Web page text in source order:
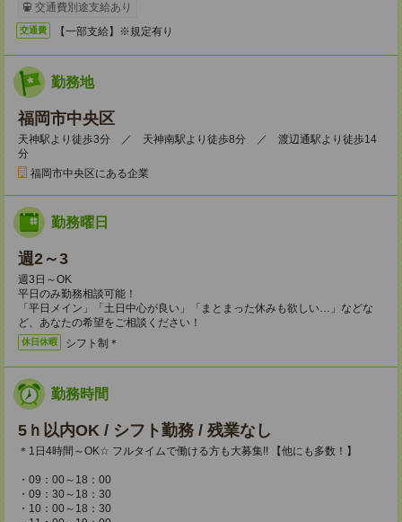
交通費別途支給あり
交通費 【一部支給】※規定有り
勤務地
福岡市中央区
天神駅より徒歩3分 ／ 天神南駅より徒歩8分 ／ 渡辺通駅より徒歩14
分
福岡市中央区にある企業
勤務曜日
週2～3
週3日～OK
平日のみ勤務相談可能！
「平日メイン」「土日中心が良い」「まとまった休みも欲しい…」などな
ど、あなたの希望をご相談ください！
休日休暇 シフト制＊
勤務時間
5ｈ以内OK / シフト勤務 / 残業なし
＊1日4時間～OK☆ フルタイムで働ける方も大募集!! 【他にも多数！】
・09：00～18：00
・09：30～18：30
・10：00～18：30